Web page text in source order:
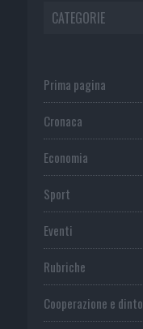
CATEGORIE
Prima pagina
Cronaca
Economia
Sport
Eventi
Rubriche
Cooperazione e